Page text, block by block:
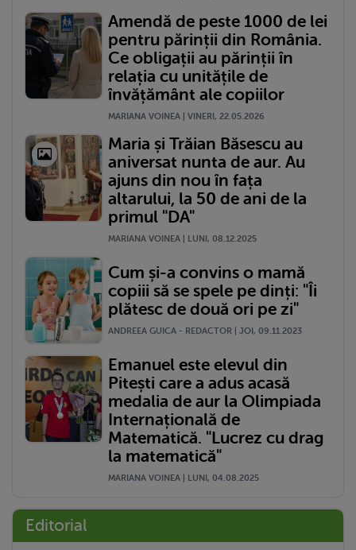
Amendă de peste 1000 de lei
pentru părinții din România.
Ce obligații au părinții în
relația cu unitățile de
învățământ ale copiilor
MARIANA VOINEA | VINERI, 22.05.2026
Maria și Trăian Băsescu au
aniversat nunta de aur. Au
ajuns din nou în fața
altarului, la 50 de ani de la
primul "DA"
MARIANA VOINEA | LUNI, 08.12.2025
Cum și-a convins o mamă
copiii să se spele pe dinți: "Îi
plătesc de două ori pe zi"
ANDREEA GUICA - REDACTOR | JOI, 09.11.2023
Emanuel este elevul din
Pitești care a adus acasă
medalia de aur la Olimpiada
Internațională de
Matematică. "Lucrez cu drag
la matematică"
MARIANA VOINEA | LUNI, 04.08.2025
Editorial